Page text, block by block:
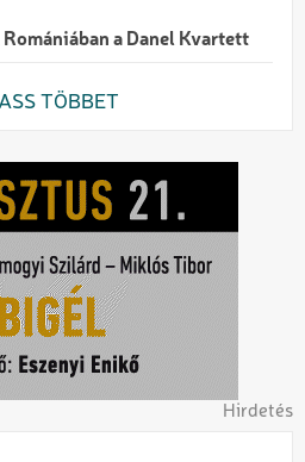
a Danel Kvartett
TÖBBET
Hirdetés